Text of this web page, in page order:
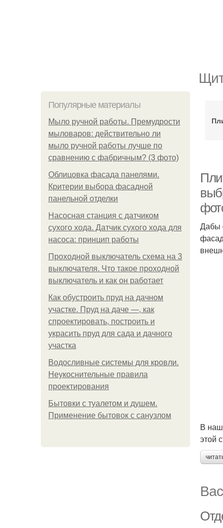
Популярные материалы
Мыло ручной работы. Премудрости
мыловаров: действительно ли
мыло ручной работы лучше по
сравнению с фабричным? (3 фото)
Облицовка фасада панелями.
Критерии выбора фасадной
панельной отделки
Насосная станция с датчиком
сухого хода. Датчик сухого хода для
насоса: принцип работы
Проходной выключатель схема на 3
выключателя. Что такое проходной
выключатель и как он работает
Как обустроить пруд на дачном
участке. Пруд на даче —, как
спроектировать, построить и
украсить пруд для сада и дачного
участка
Водосливные системы для кровли.
Неукоснительные правила
проектирования
Бытовки с туалетом и душем.
Применение бытовок с санузлом
Дабы
В
этой